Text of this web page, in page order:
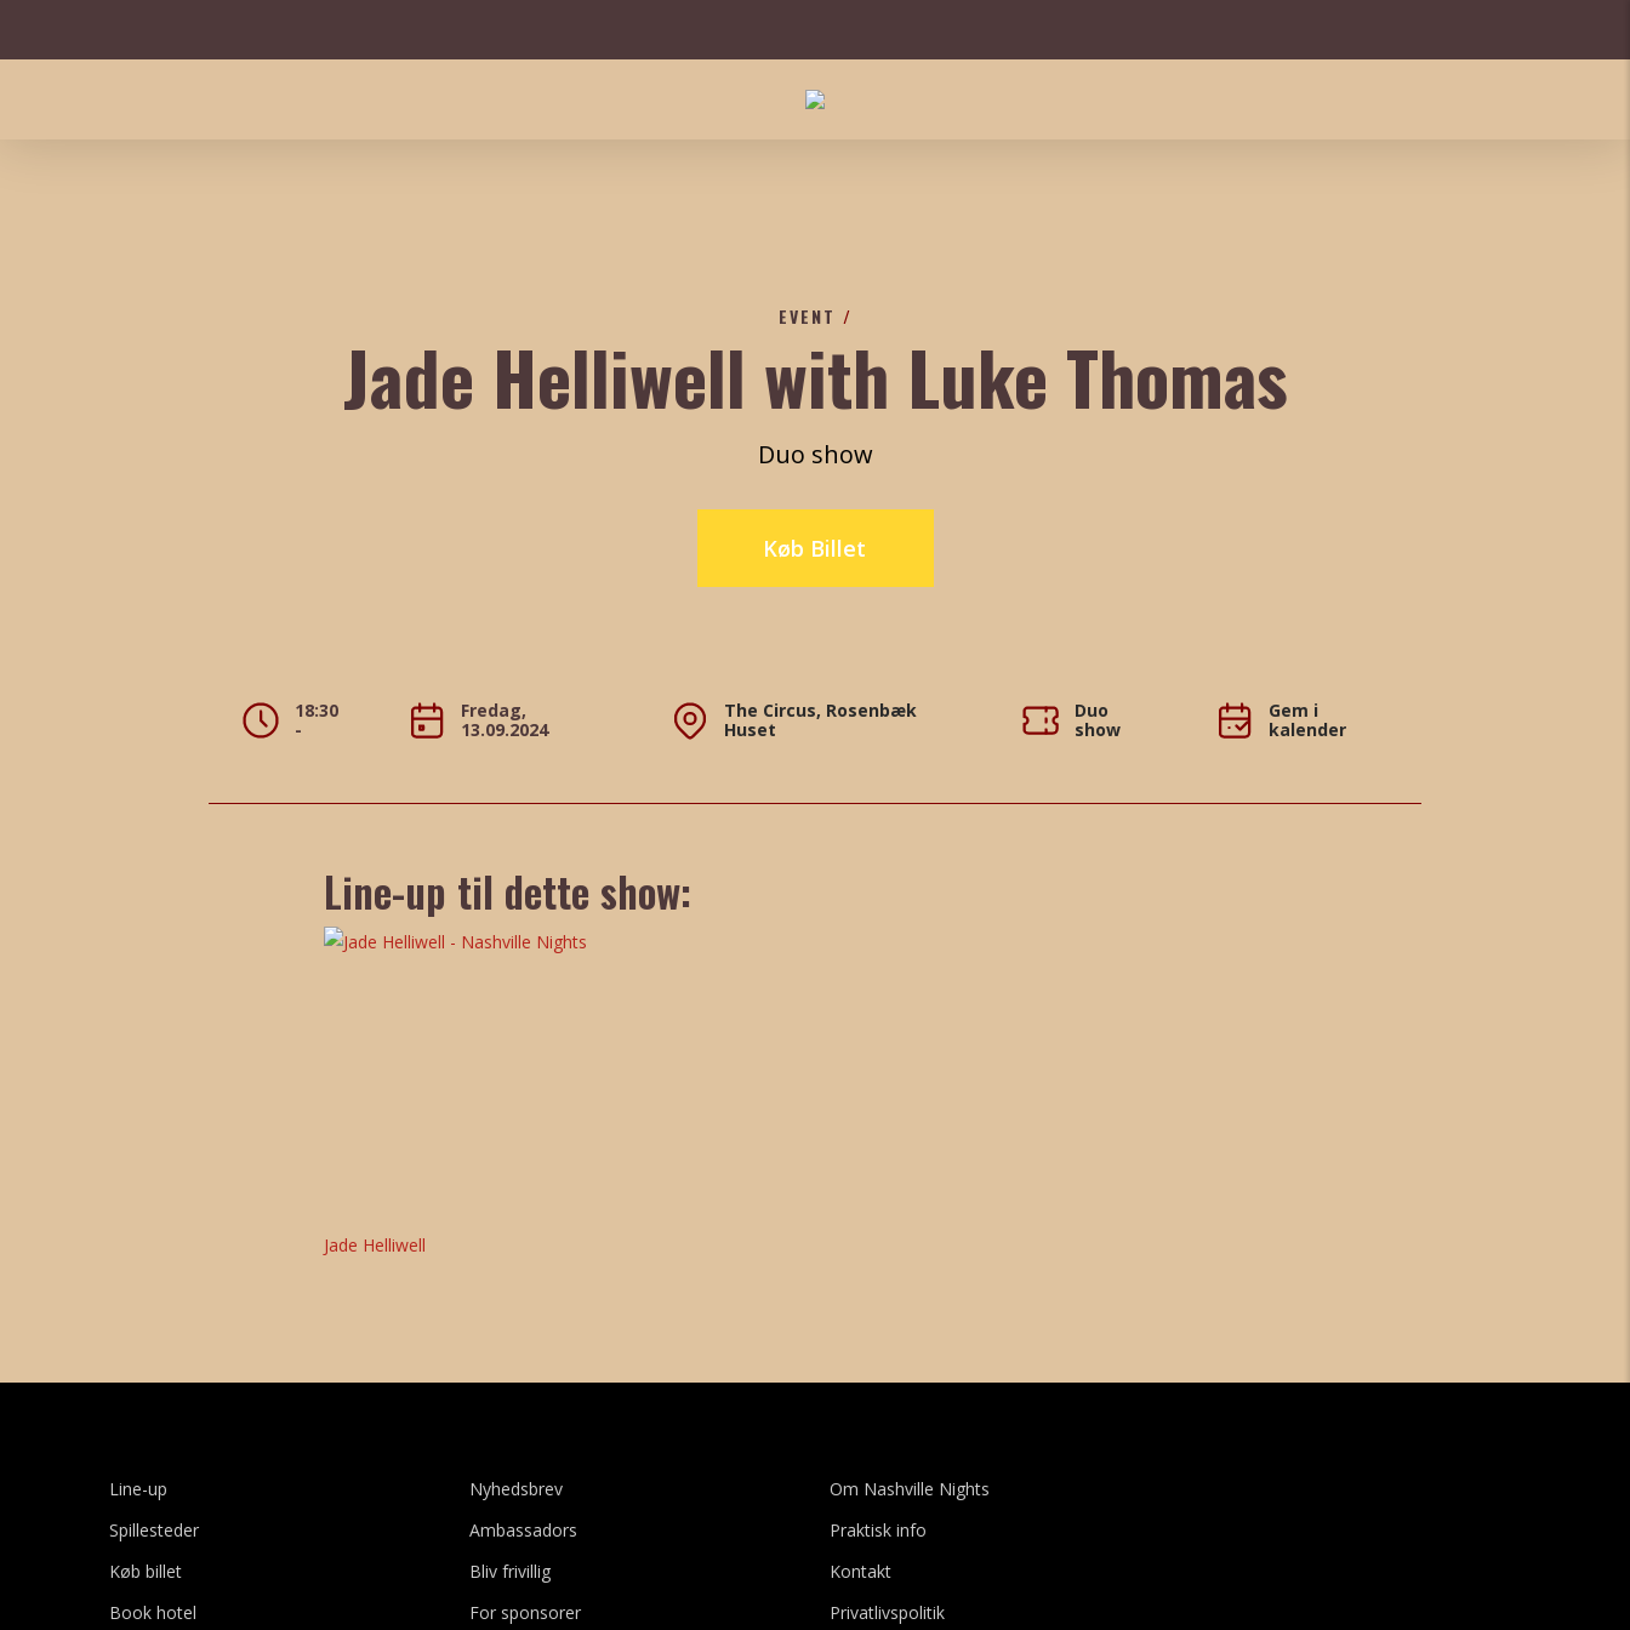
EVENT /
Jade Helliwell with Luke Thomas
Duo show
Køb Billet
18:30
-
Fredag,
13.09.2024
The Circus, Rosenbæk
Huset
Duo
show
Gem i
kalender
Line-up til dette show:
Jade Helliwell
Line-up
Spillesteder
Køb billet
Book hotel
Nyhedsbrev
Ambassadors
Bliv frivillig
For sponsorer
Om Nashville Nights
Praktisk info
Kontakt
Privatlivspolitik